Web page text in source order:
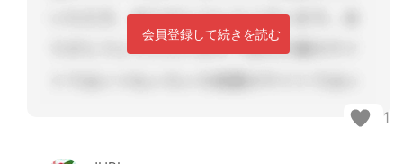
会員登録して続きを読む
1